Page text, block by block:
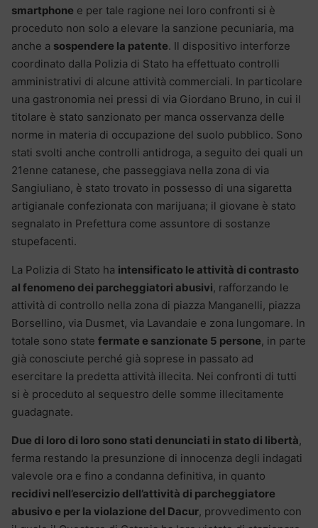
smartphone e per tale ragione nei loro confronti si è
proceduto non solo a elevare la sanzione pecuniaria, ma
anche a sospendere la patente. Il dispositivo interforze
coordinato dalla Polizia di Stato ha effettuato controlli
amministrativi di alcune attività commerciali. In particolare
una gastronomia nei pressi di via Giordano Bruno, in cui il
titolare è stato sanzionato per manca osservanza delle
norme in materia di occupazione del suolo pubblico. Sono
stati svolti anche controlli antidroga, a seguito dei quali un
21enne catanese, che passeggiava nella zona di via
Sangiuliano, è stato trovato in possesso di una sigaretta
artigianale confezionata con marijuana; il giovane è stato
segnalato in Prefettura come assuntore di sostanze
stupefacenti.
La Polizia di Stato ha intensificato le attività di contrasto
al fenomeno dei parcheggiatori abusivi, rafforzando le
attività di controllo nella zona di piazza Manganelli, piazza
Borsellino, via Dusmet, via Lavandaie e zona lungomare. In
totale sono state fermate e sanzionate 5 persone, in parte
già conosciute perché già soprese in passato ad
esercitare la predetta attività illecita. Nei confronti di tutti
si è proceduto al sequestro delle somme illecitamente
guadagnate.
Due di loro di loro sono stati denunciati in stato di libertà,
ferma restando la presunzione di innocenza degli indagati
valevole ora e fino a condanna definitiva, in quanto
recidivi nell’esercizio dell’attività di parcheggiatore
abusivo e per la violazione del Dacur, provvedimento con